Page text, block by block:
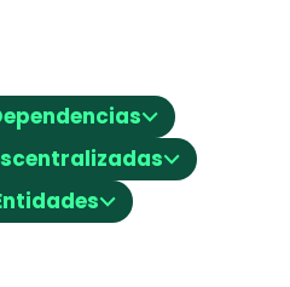
⌵
⌵
⌵